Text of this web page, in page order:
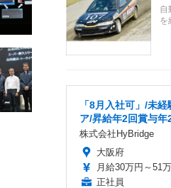
自
を
「8月入社可」/未
ア/昇給年2回賞与年
株式会社HyBridge
大阪府
月給30万円～51
正社員